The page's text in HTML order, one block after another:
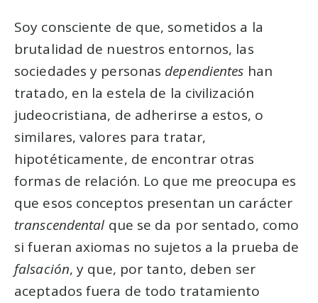
Soy consciente de que, sometidos a la
brutalidad de nuestros entornos, las
sociedades y personas dependientes han
tratado, en la estela de la civilización
judeocristiana, de adherirse a estos, o
similares, valores para tratar,
hipotéticamente, de encontrar otras
formas de relación. Lo que me preocupa es
que esos conceptos presentan un carácter
transcendental que se da por sentado, como
si fueran axiomas no sujetos a la prueba de
falsación, y que, por tanto, deben ser
aceptados fuera de todo tratamiento